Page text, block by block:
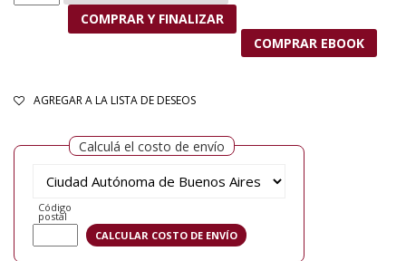
COMPRAR Y FINALIZAR
COMPRAR EBOOK
AGREGAR A LA LISTA DE DESEOS
Calculá el costo de envío
Código
postal